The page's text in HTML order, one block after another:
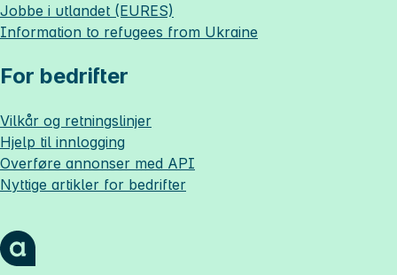
Jobbe i utlandet (EURES)
Information to refugees from Ukraine
For bedrifter
Vilkår og retningslinjer
Hjelp til innlogging
Overføre annonser med API
Nyttige artikler for bedrifter